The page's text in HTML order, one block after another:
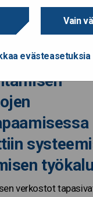
Vain
evästeasetuksia
verkostot